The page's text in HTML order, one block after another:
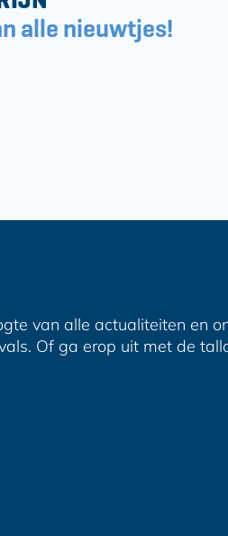
alle nieuwtjes!
van alle actualiteiten en
Of ga erop uit met de